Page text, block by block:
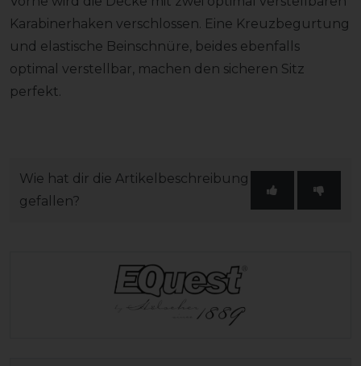
Karabinerhaken verschlossen. Eine Kreuzbegurtung
und elastische Beinschnüre, beides ebenfalls
optimal verstellbar, machen den sicheren Sitz
perfekt.
Wie hat dir die Artikelbeschreibung
gefallen?